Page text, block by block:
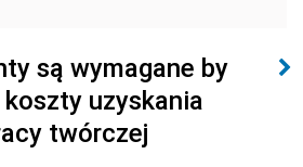
są wymagane by
uzyskania
twórczej